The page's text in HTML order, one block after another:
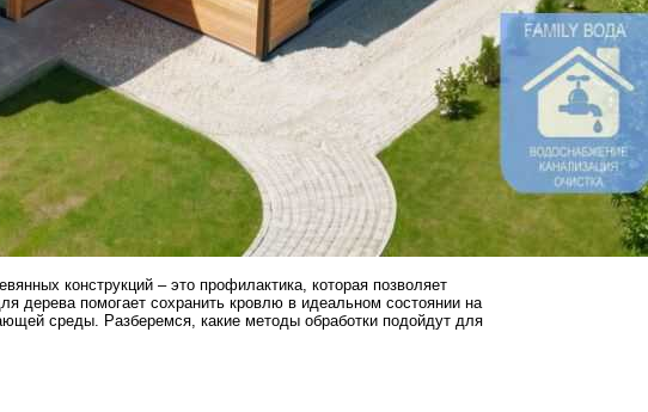
конструкций – это профилактика, которая позволяет
дерева помогает сохранить кровлю в идеальном состоянии на
среды. Разберемся, какие методы обработки подойдут для